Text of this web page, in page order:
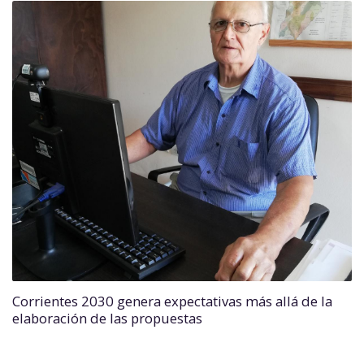
Corrientes 2030 genera expectativas más allá de la
elaboración de las propuestas